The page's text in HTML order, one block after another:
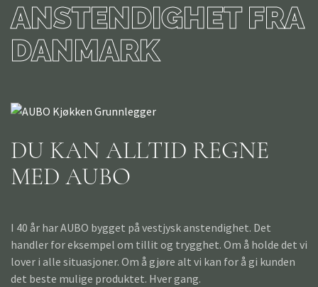
ANSTENDIGHET FRA
DANMARK
DU KAN ALLTID REGNE
MED AUBO
I 40 år har AUBO bygget på vestjysk anstendighet. Det
handler for eksempel om tillit og trygghet. Om å holde det vi
lover i alle situasjoner. Om å gjøre alt vi kan for å gi kunden
det beste mulige produktet. Hver gang.